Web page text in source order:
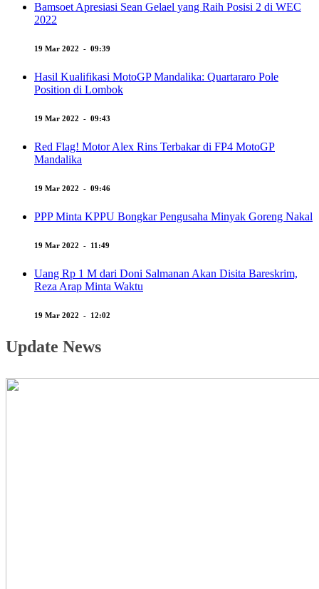
Bamsoet Apresiasi Sean Gelael yang Raih Posisi 2 di WEC
2022
19 Mar 2022 - 09:39
Hasil Kualifikasi MotoGP Mandalika: Quartararo Pole
Position di Lombok
19 Mar 2022 - 09:43
Red Flag! Motor Alex Rins Terbakar di FP4 MotoGP
Mandalika
19 Mar 2022 - 09:46
PPP Minta KPPU Bongkar Pengusaha Minyak Goreng Nakal
19 Mar 2022 - 11:49
Uang Rp 1 M dari Doni Salmanan Akan Disita Bareskrim,
Reza Arap Minta Waktu
19 Mar 2022 - 12:02
Update News